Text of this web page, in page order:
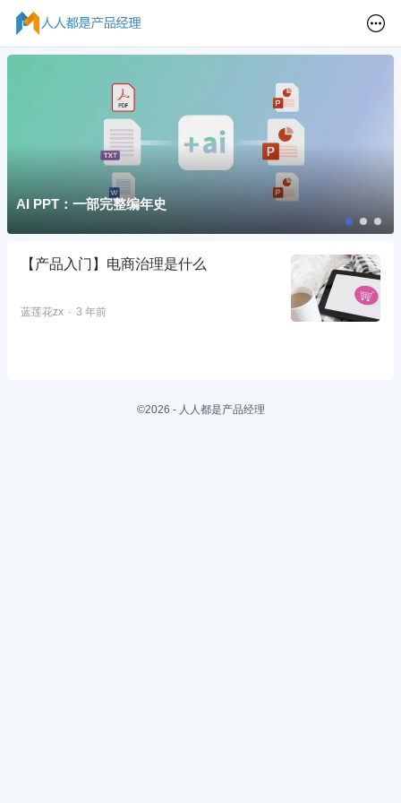
AI PPT：一部完整编年史
【产品入门】电商治理是什么
蓝莲花zx 3 年前
©2026 - 人人都是产品经理